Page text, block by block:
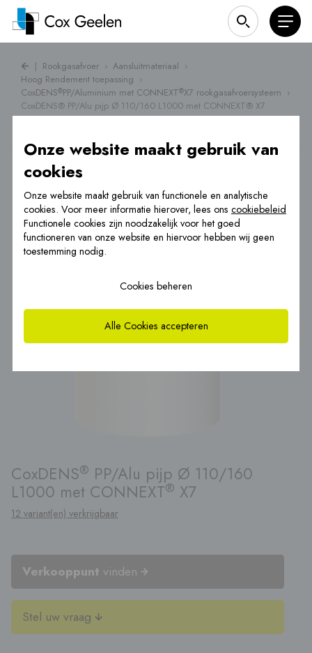
| Rookgasafvoer › Aansluitmateriaal ›
Hoog Rendement toepassing ›
CoxDENS®PP/Aluminium met CONNEXT®X7 rookgasafvoersysteem ›
CoxDENS® PP/Alu pijp Ø 110/160 L1000 met CONNEXT® X7
CoxDENS® PP/Alu pijp Ø 110/160
L1000 met CONNEXT® X7
12 variant(en) verkrijgbaar
Verkooppunt vinden
Stel uw vraag
Onze website maakt gebruik van
cookies
Onze website maakt gebruik van functionele en analytische
cookies. Voor meer informatie hierover, lees ons cookiebeleid
Functionele cookies zijn noodzakelijk voor het goed
functioneren van onze website en hiervoor hebben wij geen
toestemming nodig.
Cookies beheren
Alle Cookies accepteren